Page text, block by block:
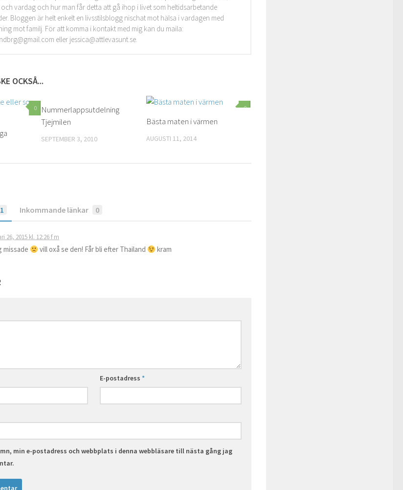
vardag och hur man får detta att gå ihop i livet som heltidsarbetande
Bloggen är helt enkelt en livsstilsblogg nischat mot hälsa i vardagen med
mot familj. För att komma i kontakt med mig kan du maila:
eller jessica@attlevasunt.se.
OCKSÅ...
0
Nummerlappsutdelning
Tjejmilen
SEPTEMBER 3, 2010
0
Bästa maten i värmen
AUGUSTI 11, 2014
1 Inkommande länkar 0
26, 2015 kl. 12:26 f m
missade vill oxå se den! Får bli efter Thailand kram
E-postadress*
min e-postadress och webbplats i denna webbläsare till nästa gång jag